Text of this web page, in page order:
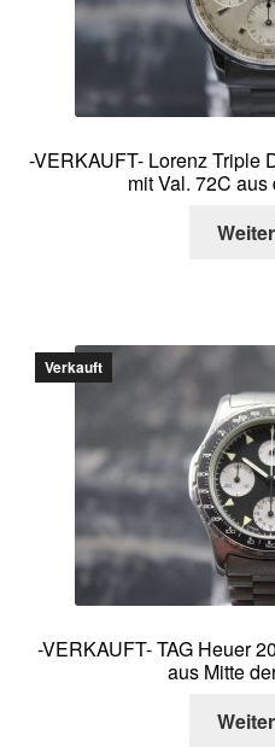
-VERKAUFT- Lorenz Triple
mit Val. 72C
Verkauft
-VERKAUFT- TAG Heuer
aus Mitte